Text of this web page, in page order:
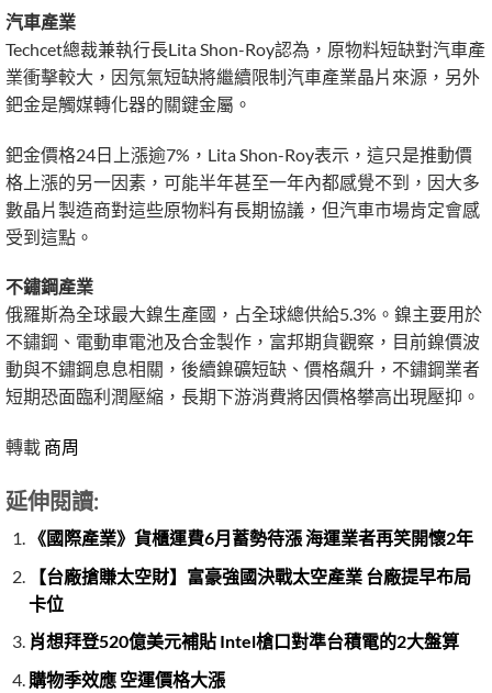
汽車產業
Techcet總裁兼執行長Lita Shon-Roy認為，原物料短缺對汽車產
業衝擊較大，因氖氣短缺將繼續限制汽車產業晶片來源，另外
鈀金是觸媒轉化器的關鍵金屬。
鈀金價格24日上漲逾7%，Lita Shon-Roy表示，這只是推動價
格上漲的另一因素，可能半年甚至一年內都感覺不到，因大多
數晶片製造商對這些原物料有長期協議，但汽車市場肯定會感
受到這點。
不鏽鋼產業
俄羅斯為全球最大鎳生產國，占全球總供給5.3%。鎳主要用於
不鏽鋼、電動車電池及合金製作，富邦期貨觀察，目前鎳價波
動與不鏽鋼息息相關，後續鎳礦短缺、價格飆升，不鏽鋼業者
短期恐面臨利潤壓縮，長期下游消費將因價格攀高出現壓抑。
轉載 商周
延伸閱讀:
《國際產業》貨櫃運費6月蓄勢待漲 海運業者再笑開懷2年
【台廠搶賺太空財】富豪強國決戰太空產業 台廠提早布局
卡位
肖想拜登520億美元補貼 Intel槍口對準台積電的2大盤算
購物季效應 空運價格大漲